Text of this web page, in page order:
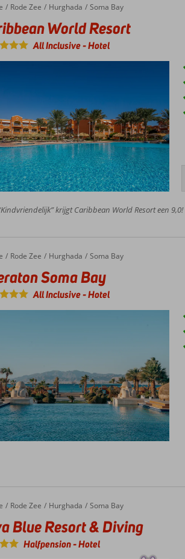
Rode Zee Hurghada Soma Bay
World Resort
All Inclusive-Hotel
krijgt Caribbean World Resort een 9,0!
Rode Zee Hurghada Soma Bay
Soma Bay
All Inclusive-Hotel
Rode Zee Hurghada Soma Bay
Blue Resort & Diving
Halfpension-Hotel